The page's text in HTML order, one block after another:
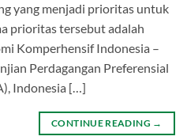
yang menjadi prioritas untuk
prioritas tersebut adalah
Komperhensif Indonesia –
Perdagangan Preferensial
Indonesia […]
CONTINUE READING →